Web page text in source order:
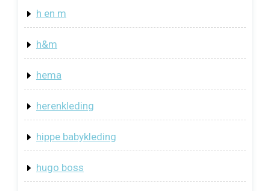
h en m
h&m
hema
herenkleding
hippe babykleding
hugo boss